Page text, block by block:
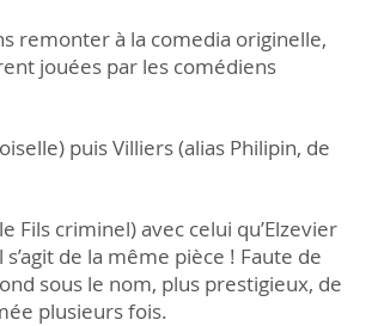
remonter à la comedia originelle,
jouées par les comédiens
puis Villiers (alias Philipin, de
criminel) avec celui qu’Elzevier
de la même pièce ! Faute de
sous le nom, plus prestigieux, de
plusieurs fois.